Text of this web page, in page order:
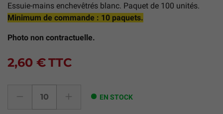
Essuie-mains enchevêtrés blanc. Paquet de 100 unités.
Minimum de commande : 10 paquets.
Photo non contractuelle.
2,60 €TTC
EN STOCK